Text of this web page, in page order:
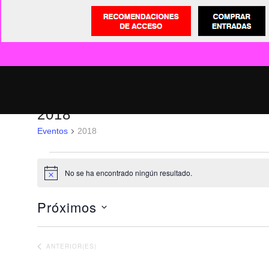
2018
Eventos 2018
EVENTOS
Aviso No se ha encontrado ningún resultado.
Próximos
Selecciona
la
EVENTOS
ANTERIOR(ES)